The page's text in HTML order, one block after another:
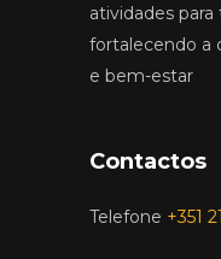
atividades para
fortalecendo a
e bem-estar
Contactos
Telefone +351